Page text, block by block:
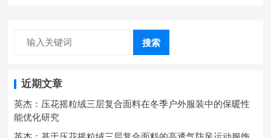
搜索
近期文章
英杰：压花摇粒绒三层复合面料在冬季户外服装中的保暖性
能优化研究